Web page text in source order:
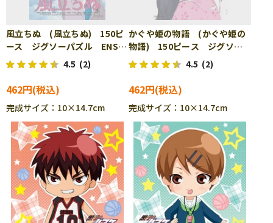
風立ちぬ (風立ちぬ) 150ピ
ース ジグソーパズル ENS-
150-G44
4.5 (2)
462円
完成サイズ：10×14.7cm
かぐや姫の物語 (かぐや姫の
物語) 150ピース ジグソー
パズル ENS-150-G45
4.5 (2)
462円
完成サイズ：10×14.7cm